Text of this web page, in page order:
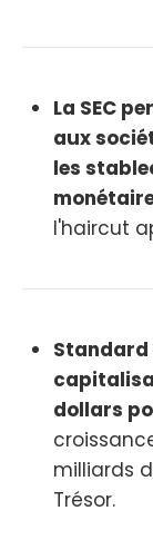
La SEC
aux
les
l'haircut
dollars
milliards
Trésor.